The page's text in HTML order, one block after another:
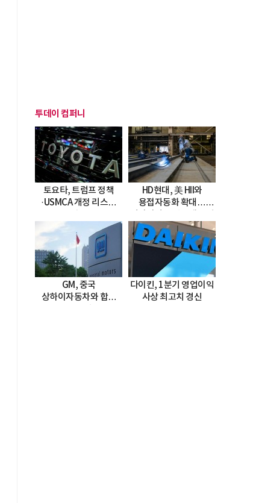
투데이 컴퍼니
토요타, 트럼프 정책
·USMCA 개정 리스크
HD현대, 美 HII와
용접자동화 확대…
도입
GM, 중국
상하이자동차와 합작
다이킨, 1분기 영업이익
사상 최고치 경신